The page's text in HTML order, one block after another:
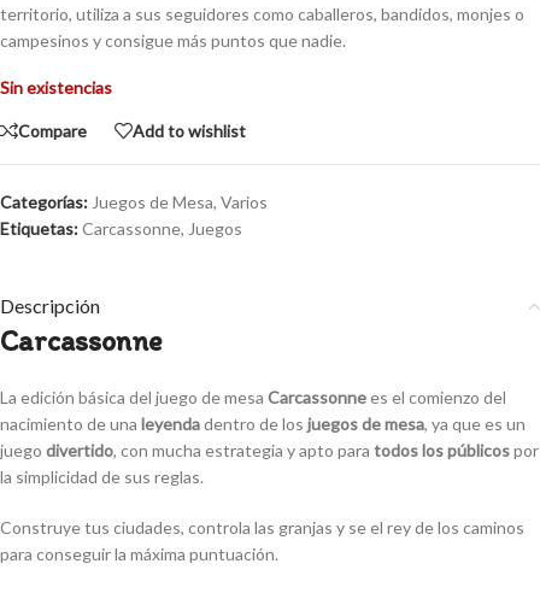
territorio, utiliza a sus seguidores como caballeros, bandidos, monjes o
campesinos y consigue más puntos que nadie.
Sin existencias
Compare Add to wishlist
Categorías: Juegos de Mesa, Varios
Etiquetas:Carcassonne, Juegos
Descripción
Carcassonne
La edición básica del juego de mesa Carcassonnees el comienzo del
nacimiento de una leyendadentro de los juegos de mesa, ya que es un
juego divertido, con mucha estrategia y apto para todos los públicospor
la simplicidad de sus reglas.
Construye tus ciudades, controla las granjas y se el rey de los caminos
para conseguir la máxima puntuación.